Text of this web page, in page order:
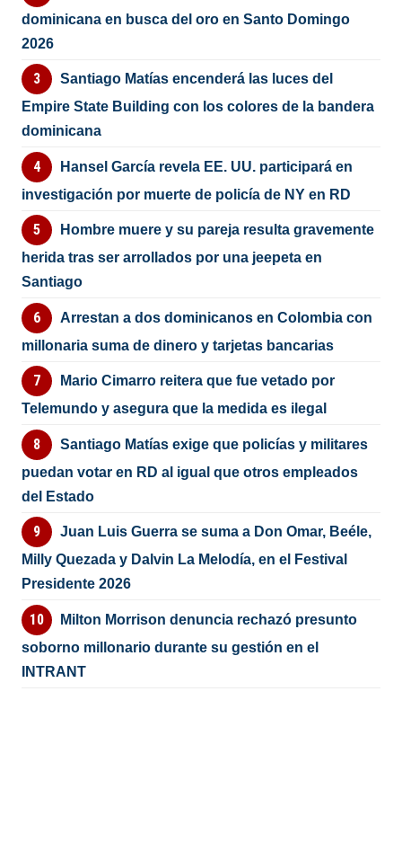
dominicana en busca del oro en Santo Domingo
2026
Santiago Matías encenderá las luces del
Empire State Building con los colores de la bandera
dominicana
Hansel García revela EE. UU. participará en
investigación por muerte de policía de NY en RD
Hombre muere y su pareja resulta gravemente
herida tras ser arrollados por una jeepeta en
Santiago
Arrestan a dos dominicanos en Colombia con
millonaria suma de dinero y tarjetas bancarias
Mario Cimarro reitera que fue vetado por
Telemundo y asegura que la medida es ilegal
Santiago Matías exige que policías y militares
puedan votar en RD al igual que otros empleados
del Estado
Juan Luis Guerra se suma a Don Omar, Beéle,
Milly Quezada y Dalvin La Melodía, en el Festival
Presidente 2026
Milton Morrison denuncia rechazó presunto
soborno millonario durante su gestión en el
INTRANT